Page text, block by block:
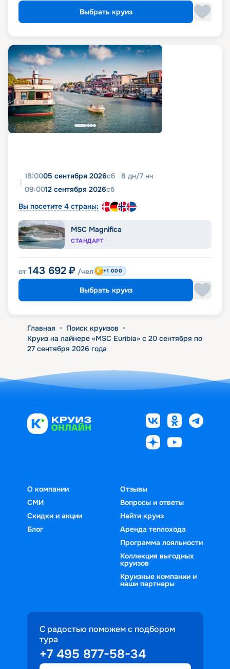
Выбрать круиз
18:0005 сентября 2026сб 8 дн/7 нч
09:0012 сентября 2026сб
Вы посетите 4 страны:
MSC Magnifica
СТАНДАРТ
от 143 692 ₽ /чел +1 000
Выбрать круиз
Главная • Поиск круизов •
Круиз на лайнере «MSC Euribia» с 20 сентября по
27 сентября 2026 года
О компании
СМИ
Скидки и акции
Блог
Отзывы
Вопросы и ответы
Найти круиз
Аренда теплохода
Программа лояльности
Коллекция выгодных
круизов
Круизные компании и
наши партнеры
С радостью поможем с подбором
тура
+7 495 877-58-34